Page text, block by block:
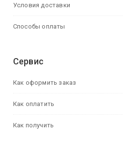
Условия доставки
Способы оплаты
Сервис
Как оформить заказ
Как оплатить
Как получить